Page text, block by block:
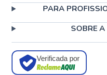
PARA
SOBRE
Verificada por